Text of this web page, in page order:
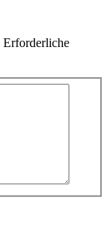
Erforderliche